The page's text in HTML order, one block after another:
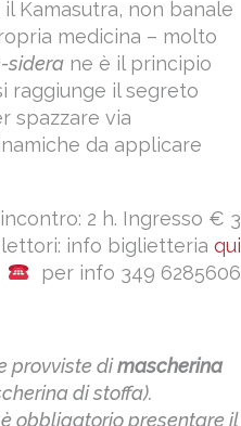
Kamasutra, non banale
medicina – molto
sidera ne è il principio
raggiunge il segreto
spazzare via
da applicare
2 h. Ingresso € 3
info biglietteria qui
per info 349 6285606
provviste dimascherina
di stoffa).
obbligatorio presentare il